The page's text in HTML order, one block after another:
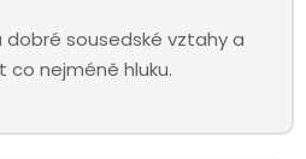
dobré sousedské vztahy a
co nejméně hluku.